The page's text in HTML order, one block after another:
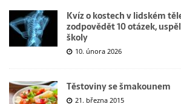
Kvíz o kostech v lidském
zodpovědět 10 otázek,
školy
10. února 2026
Těstoviny se šmakounem
21. března 2015